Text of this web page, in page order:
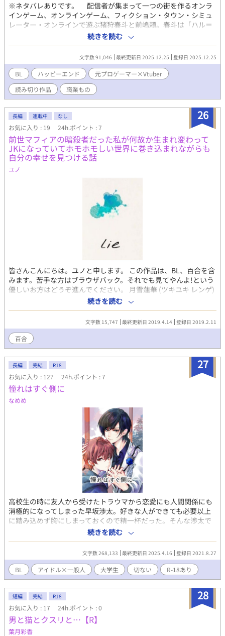
※ネタバレありです。 配信者が集まって一つの街を作るオンラ
インゲーム、オンラインゲーム、フィクション・タウン・シミュ
レーター・オンラインで遊ぶ猪狩春斗と前嶋頼。春斗は「ハル＝
ガリー」という男性、頼は「小森冬雪」という女性キャラクター
を作成し交流を深めていた。 冬雪を取り巻く人間関係について
悩み、自分と過ごすことを優先してもらいたいと思ったハルは友
人に相談し、恋人になってくれと告白することを決断する。 ハ
ルの告白は成功し無事に付き合うこととなった。そして、そのあ
とプレイヤーである春斗と頼が会う機会が訪れる。春斗は、頼を
一目見た瞬間から好きになってしまう。初対面の飲みの場にて頼
は疲れとアルコールへの耐性のなさにより途中で眠った。それを
春斗がタクシーで自宅まで送り届ける。 その後ゲーム内で初対
面の話を聞かれた春斗が頼の前で送り狼と揶揄われ、自身の気持
ちを知られたくない春斗はゲーム上の関係とリアルを一緒にする
なと怒ってしまう。 拒絶されたことによって頼は春斗を好きだ
と気づくが……。 ゲーム内で恋人になった二人がリアルでも恋
人になるまでのお話です！ 別サイトに全年齢版を掲載中で
す。
続きを読む
文字数 91,046 最終更新日 2025.12.25 登録日 2025.12.25
BL ハッピーエンド
元プロゲーマー×Vtuber
読み切り作品
職業もの
26
長編 連載中 なし
お気に入り : 19 24h.ポイント : 7
前世マフィアの暗殺者だった私が何故か生まれ変わって
JKになっていてホモホモしい世界に巻き込まれながらも
自分の幸せを見つける話
ユノ
皆さんこんにちは。ユノと申します。 この作品は、BL、百合を含
みます。苦手な方はブラウザバック。それでも見てやんよ!という
優しいお方はどうぞ進んでください。 月雪蓮華 (ツキユキ レンゲ)
前世 凄腕スナイパー 今生 図書委員 高1 前世はマフィアの暗殺
者。今生は普通の女子高生という濃い人生を歩んでいるヒロイ
ン。ホモホモしい周りの人間関係にも強く心を持っている。月雪
千尋とは義兄妹。基本的には常識人でツッコミ役。たまにぶっ飛
んでる。前世では唯と相棒。涼やかなクール糸美少女。髪は灰色
ロング。料理が人智を越えている。身長166cm。右耳にピアス。
クールな意外とハイテンション受け。 前世の事は全て覚えている
日向唯 (ヒナタ ユイ) 前世 凄腕ナイフ使い 今生 風紀委員 高1 前世
はマフィアの暗殺者。明るい可愛い型美少女。髪は白のセミロン
グ。身長168cm。普段は常識人。蓮華のことが絡むとぶっ飛ぶ。
前世は蓮華と相棒。蓮華の料理が食べられる唯一の人間。 溺愛常
識人攻め。赤羽司と幼馴染。 前世の事は何も覚えていない。 赤羽
司 (アカバネ ツカサ) 前世 マフィアのボス 今生 生徒会役員 高1 前
世はマフィアのボス。眉目秀麗、才色兼備で文武両道な凄い人。
髪は深紅(ワインレッド)身長175cm。きっとまだ伸びる。一番ぶ
っ飛んでる。王子様っていうか皇帝。だが丁寧で優しい為、くっ
そモテる。前世は千尋と相棒。 溺愛帝王攻め。前世の事は何も覚
えていない。 月雪千尋 (ツキユキ チヒロ) 前世 マフィアの諜報員
今生 図書委員 高3 前世はマフィアの諜報員。見た目は儚げなイケ
メンだが、口を開けば千年の恋も冷める。髪は灰色。身長
180cm。愉快犯。冷たそうだがノリがいい。地味なだけで目立て
ば絶対モテる。前世は司と相棒。儚げ包容力受け。前世の事は全
て覚えている。 虹野翔一 (コウノ ショウイチ) 前世 マフィアの幹
部 今生 風紀委員 高2 前世はマフィアの幹部。真面目で責任感の強
い人。皆の中で1番正常。最後の砦。爽やか系イケメン。髪は黒。
身長185cm。腕っぷしが強い。結構モテる。前世は祥吾と相棒。
ショウゴ) 前世 マフィアの体術使い 今生 風紀委員 高1 前世はマフ
ィアの暗殺者。見た目はヤンキーでオラオラ系。中身は普通に優
しい良い奴。割と常識人。だが天然。愛すべきお馬鹿。髪は茶
色。身長179cm。前世は翔一と相棒。 優しいヘタレ受け 前世の事
は何も覚えていない 日向唯×月雪蓮華 お互いの呼び方 唯 蓮 赤羽
司×月雪千尋 お互いの呼び方 赤羽 千尋さん 虹野翔一×星宮祥吾
お互いの呼び方 星宮 虹野さん 頑張って更新していくので、宜しく
お願いします。
続きを読む
文字数 15,747 最終更新日 2019.4.14 登録日 2019.2.11
百合
27
長編 完結 R18
お気に入り : 127 24h.ポイント : 7
憧れはすぐ側に
なめめ
高校生の時に友人から受けたトラウマから恋愛にも人間関係にも
消極的になってしまった早坂渉太。好きな人ができても必要以上
に踏み込めず胸にしまっておくので精一杯だった。そんな渉太で
も大人気アイドルの浅倉律に憧れを抱いていた。 ある日好意を寄
せている先輩に誘われたサークルの飲み会で先輩の友達の麻倉律
仁という男に出会う。 律と名前が似ているだけで中身は強引でい
い加減な先輩に振り回されながらも·····実は先輩には秘密があ
って·····。 表紙イラスト ちゃぼ様（@yJAMBIKURusIWZ51）
に描いていただきました。 ※なお、イラストの著作権はちゃぼ様
にありますので無断転載、自作発言等はお控えいただくようお願
い致します。
続きを読む
文字数 268,133 最終更新日 2025.4.16 登録日 2021.8.27
BL アイドル×一般人 大学生 切ない R-18あり
28
短編 完結 R18
お気に入り : 17 24h.ポイント : 0
男と猫とクスリと…【R】
葉月彩香